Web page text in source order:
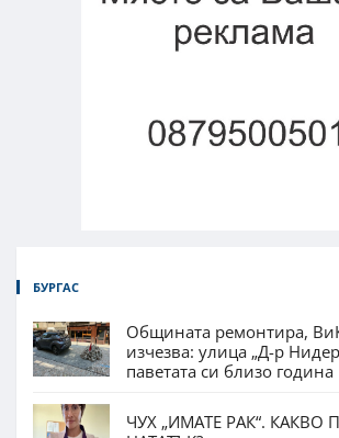
БУРГАС
Общината ремонтира,
изчезва: улица „Д-р
паветата си близо година
ЧУХ „ИМАТЕ РАК“. КАКВО